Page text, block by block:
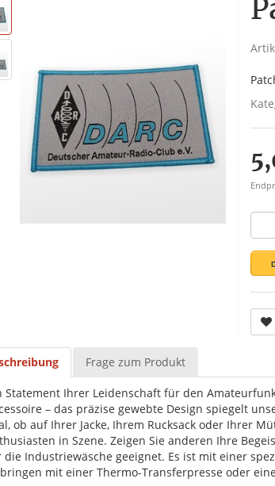
Frage zum Produkt
Statement Ihrer Leidenschaft für den
– das präzise gewebte Design spiegelt
ob auf Ihrer Jacke, Ihrem Rucksack oder Ihrer
in Szene. Zeigen Sie anderen Ihre
die Industriewäsche geeignet. Es ist mit einer
mit einer Thermo-Transferpresse oder